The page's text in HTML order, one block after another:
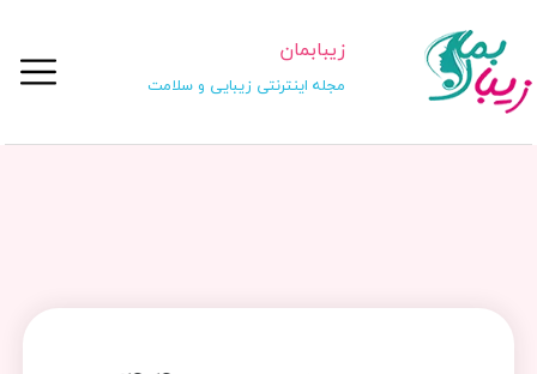
زیبابمان
مجله اینترنتی زیبایی و سلامت